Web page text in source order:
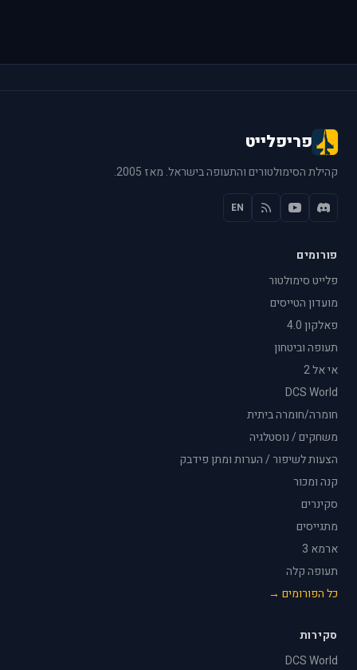
פריפלייט
קהילת הסימולטורים והתעופה בישראל. מאז 2005.
EN
פורומים
פלייט סימולטור
מועדון הטייסים
פאלקון 4.0
תעופה וביטחון
אי אל 2
DCS World
חומרה/חומרה ביתית
משחקים / נוסטלגיה
הצעות לשיפור / הערות ומתן פידבק
קנה ומכור
סקינרים
מתגייסים
ארמא 3
תעופה קלה
כל הפורומים →
סקירות
DCS World